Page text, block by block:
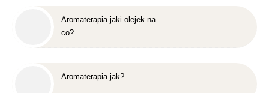
Aromaterapia jaki olejek na
co?
Aromaterapia jak?